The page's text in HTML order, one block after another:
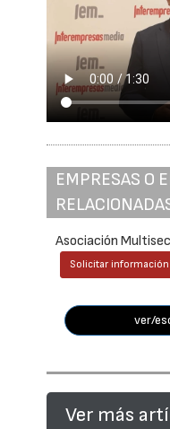
EMPRESAS O
Asociación
Solicitar información
ver/
Ver más